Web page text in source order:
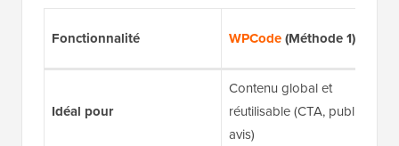
Fonctionnalité WPCode(Méthode 1)
Idéal pour
Contenu global et
réutilisable (CTA, publicités,
avis)